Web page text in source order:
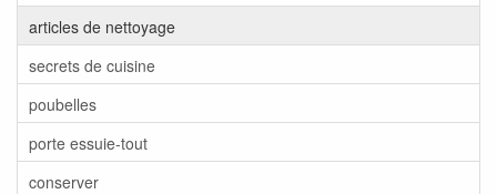
articles de nettoyage
secrets de cuisine
poubelles
porte essuie-tout
conserver